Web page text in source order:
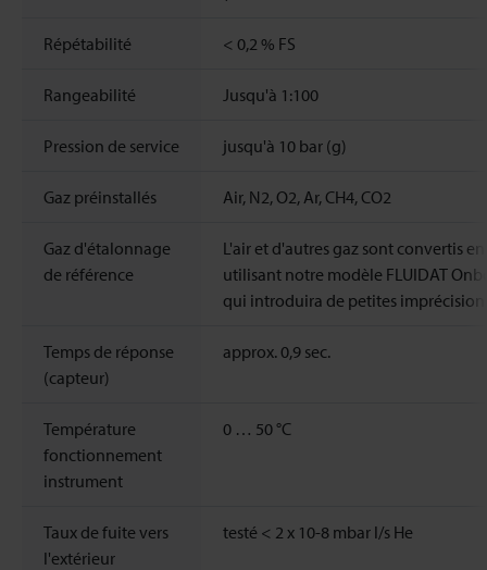
Répétabilité < 0,2 % FS
Rangeabilité Jusqu'à 1:100
Pression de service jusqu'à 10 bar (g)
Gaz préinstallés Air, N2, O2, Ar, CH4, CO2
Gaz d'étalonnage
de référence
L'air et d'autres gaz sont convertis en
utilisant notre modèle FLUIDAT
qui introduira de petites
Temps de réponse
(capteur)
approx. 0,9 sec.
Température
fonctionnement
instrument
0 … 50 °C
Taux de fuite vers
l'extérieur
testé < 2 x 10-8 mbar l/s He